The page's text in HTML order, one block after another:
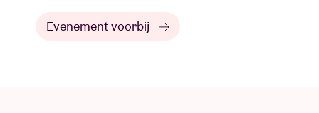
Evenement voorbij